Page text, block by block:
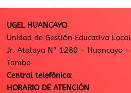
UGEL HUANCAYO
Unidad de Gestión Educativa Local
Jr. Atalaya N° 1280 – Huancayo
Tambo
Central telefónica:
HORARIO DE ATENCIÓN